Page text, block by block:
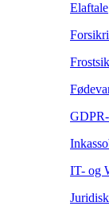
Elaftale
IT- og